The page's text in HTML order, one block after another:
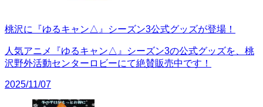
桃沢に『ゆるキャン△』シーズン3公式グッズが登場！
人気アニメ『ゆるキャン△』シーズン3の公式グッズを、桃
沢野外活動センターロビーにて絶賛販売中です！
2025/11/07